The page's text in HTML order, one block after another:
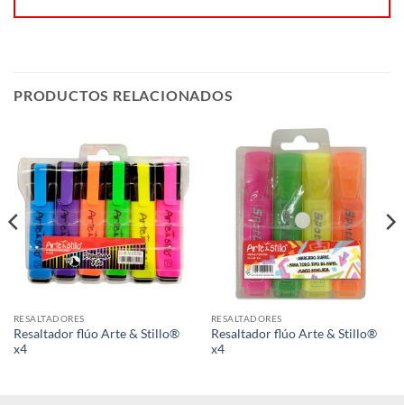
PRODUCTOS RELACIONADOS
RESALTADORES
Resaltador flúo Arte & Stillo®
x4
RESALTADORES
Resaltador flúo Arte & Stillo®
x4